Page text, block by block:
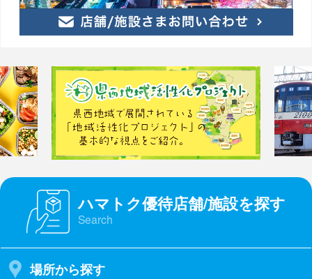
ハマトク優待店舗/施設を探す
Search
場所から探す